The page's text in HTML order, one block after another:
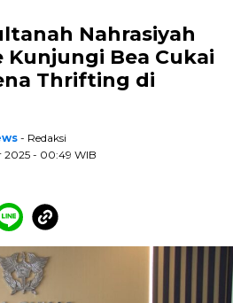
Nahrasiyah
Kunjungi Bea Cukai
Thrifting di
- Redaksi
2025 - 00:49 WIB